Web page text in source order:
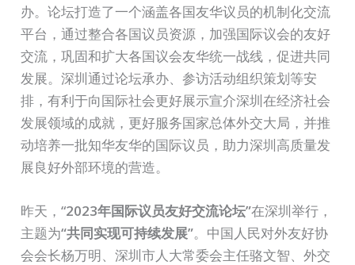
办。论坛打造了一个涵盖各国友华议员的机制化交流
平台，通过整合各国议员资源，加强国际议会的友好
交流，巩固和扩大各国议会友华统一战线，促进共同
发展。深圳通过论坛承办、参访活动组织策划等安
排，有利于向国际社会更好展示宣介深圳在经济社会
发展领域的成就，更好服务国家总体外交大局，并推
动培养一批知华友华的国际议员，助力深圳高质量发
展良好外部环境的营造。
昨天，“2023年国际议员友好交流论坛”在深圳举行，
主题为“共同实现可持续发展”。中国人民对外友好协
会会长杨万明、深圳市人大常委会主任骆文智、外交